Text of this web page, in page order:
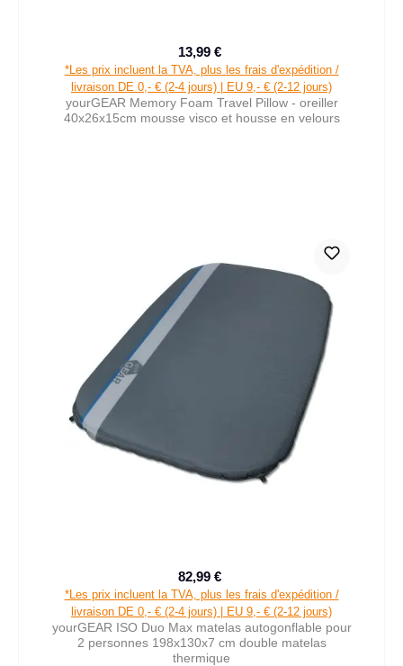
Prix de vente :
13,99 €
*Les prix incluent la TVA, plus les frais d'expédition /
livraison DE 0,- € (2-4 jours) | EU 9,- € (2-12 jours)
yourGEAR Memory Foam Travel Pillow - oreiller
40x26x15cm mousse visco et housse en velours
Prix de vente :
82,99 €
*Les prix incluent la TVA, plus les frais d'expédition /
livraison DE 0,- € (2-4 jours) | EU 9,- € (2-12 jours)
yourGEAR ISO Duo Max matelas autogonflable pour
2 personnes 198x130x7 cm double matelas
thermique